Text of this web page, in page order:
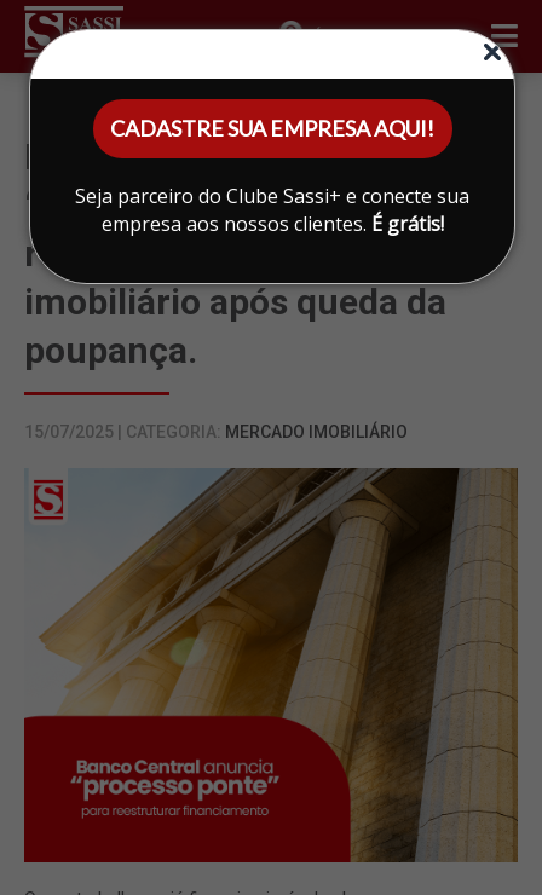
CADASTRE SUA EMPRESA AQUI!
Seja parceiro do Clube Sassi+ e conecte sua
empresa aos nossos clientes. É grátis!
ÁREA DO CLIENTE
Banco Central anuncia
“processo ponte” para
reestruturar financiamento
imobiliário após queda da
poupança.
15/07/2025 | CATEGORIA: MERCADO IMOBILIÁRIO